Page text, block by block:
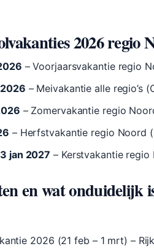
2026 regio
– Voorjaarsvakantie regio
– Meivakantie alle regio’s
– Zomervakantie regio
– Herfstvakantie regio Noord
jan 2027 – Kerstvakantie
en wat onduidelijk
2026 (21 feb – 1 mrt) –